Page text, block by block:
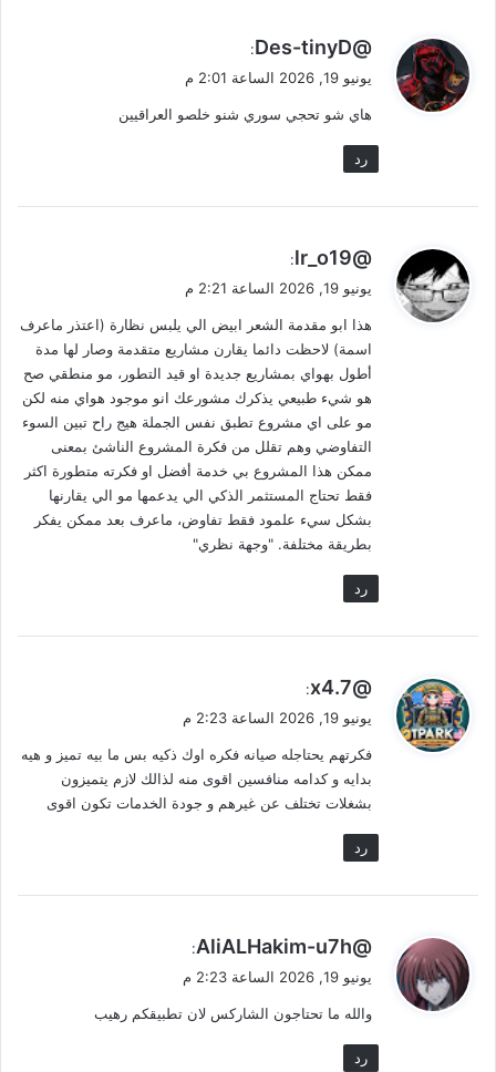
ي
ل
@Des-tinyD
:
يونيو 19, 2026 الساعة 2:01 م
هاي شو تحجي سوري شنو خلصو العراقيين
رد
ي
ل
@lr_o19
:
يونيو 19, 2026 الساعة 2:21 م
هذا ابو مقدمة الشعر ابيض الي يلبس نظارة (اعتذر ماعرف
اسمة) لاحظت دائما يقارن مشاريع متقدمة وصار لها مدة
أطول بهواي بمشاريع جديدة او قيد التطور، مو منطقي صح
هو شيء طبيعي يذكرك مشورعك انو موجود هواي منه لكن
مو على اي مشروع تطبق نفس الجملة هيج راح تبين السوء
التفاوضي وهم تقلل من فكرة المشروع الناشئ بمعنى
ممكن هذا المشروع بي خدمة أفضل او فكرته متطورة اكثر
فقط تحتاج المستثمر الذكي الي يدعمها مو الي يقارنها
بشكل سيء علمود فقط تفاوض، ماعرف بعد ممكن يفكر
بطريقة مختلفة. "وجهة نظري"
رد
ي
ل
@7.x4
:
يونيو 19, 2026 الساعة 2:23 م
فكرتهم يحتاجله صيانه فكره اوك ذكيه بس ما بيه تميز و هيه
بدايه و كدامه منافسين اقوى منه لذالك لازم يتميزون
بشغلات تختلف عن غيرهم و جودة الخدمات تكون اقوى
رد
ي
ل
@AliALHakim-u7h
:
يونيو 19, 2026 الساعة 2:23 م
والله ما تحتاجون الشاركس لان تطبيقكم رهيب
رد